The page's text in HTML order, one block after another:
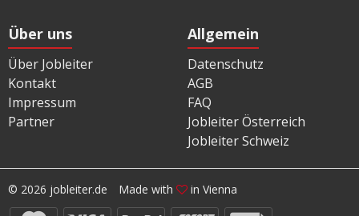
Über uns
Über Jobleiter
Kontakt
Impressum
Partner
Allgemein
Datenschutz
AGB
FAQ
Jobleiter Österreich
Jobleiter Schweiz
© 2026 jobleiter.de Made with in Vienna